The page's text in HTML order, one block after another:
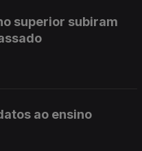
superior subiram
ao ensino